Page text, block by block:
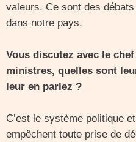
valeurs. Ce sont des
dans notre pays.
Vous discutez avec le
ministres, quelles sont
leur en parlez ?
C’est le système politique
empêchent toute prise de